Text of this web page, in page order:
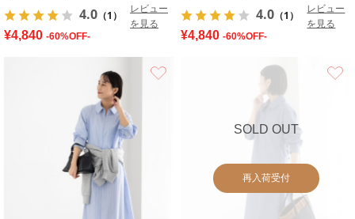
4.0 （1）
レビュー
を見る
¥4,840 -60%OFF-
4.0 （1）
レビュー
を見る
¥4,840 -60%OFF-
SOLD OUT
再入荷受付